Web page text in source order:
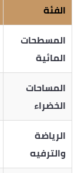
الفئة
المسطحات
المائية
المساحات
الخضراء
الرياضة
والترفيه